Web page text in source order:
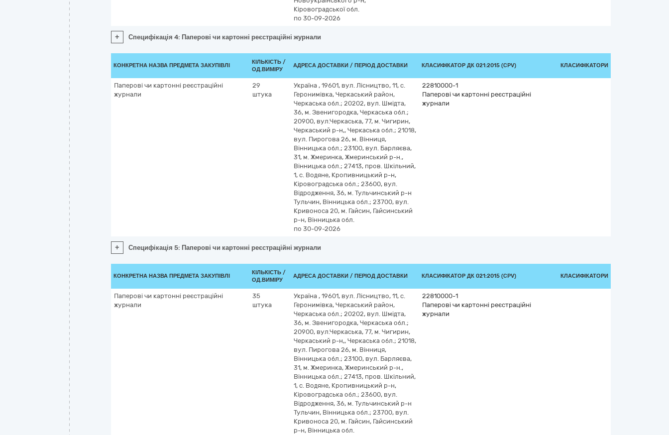
Кіровоградської обл.
по 30-09-2026
+ Специфікація 4: Паперові чи картонні реєстраційні журнали
КОНКРЕТНА НАЗВА ПРЕДМЕТА ЗАКУПІВЛІ
КІЛЬКІСТЬ /
ОД.ВИМІРУ
АДРЕСА ДОСТАВКИ / ПЕРІОД ДОСТАВКИ КЛАСИФІКАТОР ДК 021:2015 (CPV) КЛАСИФІКАТОРИ
Паперові чи картонні реєстраційні
журнали
29
штука
Україна , 19601, вул. Лісництво, 11, с.
Геронимівка, Черкаський район,
Черкаська обл.; 20202, вул. Шмідта,
36, м. Звенигородка, Черкаська обл.;
20900, вул.Черкаська, 77, м. Чигирин,
Черкаський р-н,, Черкаська обл.; 21018,
вул. Пирогова 26, м. Вінниця,
Вінницька обл.; 23100, вул. Барляєва,
31, м. Жмеринка, Жмеринський р-н.,
Вінницька обл.; 27413, пров. Шкільний,
1, с. Водяне, Кропивницький р-н,
Кіровоградська обл.; 23600, вул.
Відродження, 36, м. Тульчинський р-н
Тульчин, Вінницька обл.; 23700, вул.
Кривоноса 20, м. Гайсин, Гайсинський
р-н, Вінницька обл.
по 30-09-2026
22810000-1
Паперові чи картонні реєстраційні
журнали
+ Специфікація 5: Паперові чи картонні реєстраційні журнали
КОНКРЕТНА НАЗВА ПРЕДМЕТА ЗАКУПІВЛІ
КІЛЬКІСТЬ /
ОД.ВИМІРУ
АДРЕСА ДОСТАВКИ / ПЕРІОД ДОСТАВКИ КЛАСИФІКАТОР ДК 021:2015 (CPV) КЛАСИФІКАТОРИ
Паперові чи картонні реєстраційні
журнали
35
штука
Україна , 19601, вул. Лісництво, 11, с.
Геронимівка, Черкаський район,
Черкаська обл.; 20202, вул. Шмідта,
36, м. Звенигородка, Черкаська обл.;
20900, вул.Черкаська, 77, м. Чигирин,
Черкаський р-н,, Черкаська обл.; 21018,
вул. Пирогова 26, м. Вінниця,
Вінницька обл.; 23100, вул. Барляєва,
31, м. Жмеринка, Жмеринський р-н.,
Вінницька обл.; 27413, пров. Шкільний,
1, с. Водяне, Кропивницький р-н,
Кіровоградська обл.; 23600, вул.
Відродження, 36, м. Тульчинський р-н
Тульчин, Вінницька обл.; 23700, вул.
Кривоноса 20, м. Гайсин, Гайсинський
р-н, Вінницька обл.
22810000-1
Паперові чи картонні реєстраційні
журнали